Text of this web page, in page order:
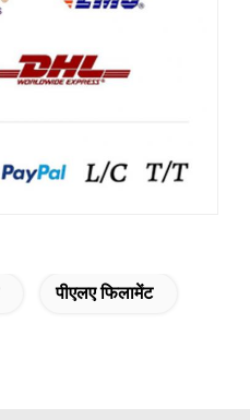
पीएलए फिलामेंट